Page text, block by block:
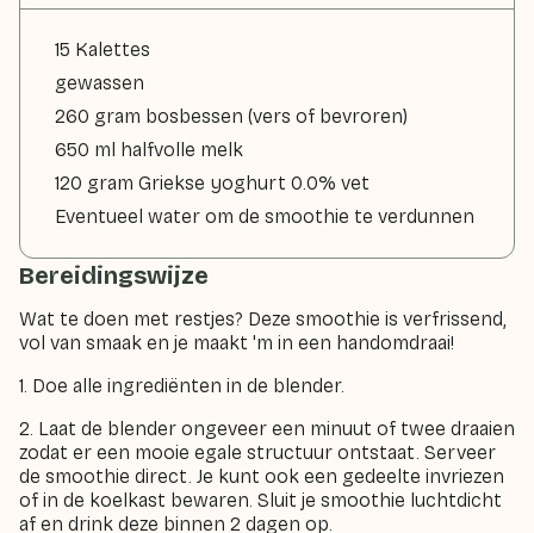
15 Kalettes
gewassen
260 gram bosbessen (vers of bevroren)
650 ml halfvolle melk
120 gram Griekse yoghurt 0.0% vet
Eventueel water om de smoothie te verdunnen
Bereidingswijze
Wat te doen met restjes? Deze smoothie is verfrissend,
vol van smaak en je maakt 'm in een handomdraai!
1. Doe alle ingrediënten in de blender.
2. Laat de blender ongeveer een minuut of twee draaien
zodat er een mooie egale structuur ontstaat. Serveer
de smoothie direct. Je kunt ook een gedeelte invriezen
of in de koelkast bewaren. Sluit je smoothie luchtdicht
af en drink deze binnen 2 dagen op.